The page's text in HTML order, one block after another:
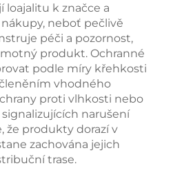
k značce a
neboť pečlivě
péči a pozornost,
produkt. Ochranné
podle míry křehkosti
vhodného
proti vlhkosti nebo
narušení
že produkty dorazí v
zachována jejich
trase.